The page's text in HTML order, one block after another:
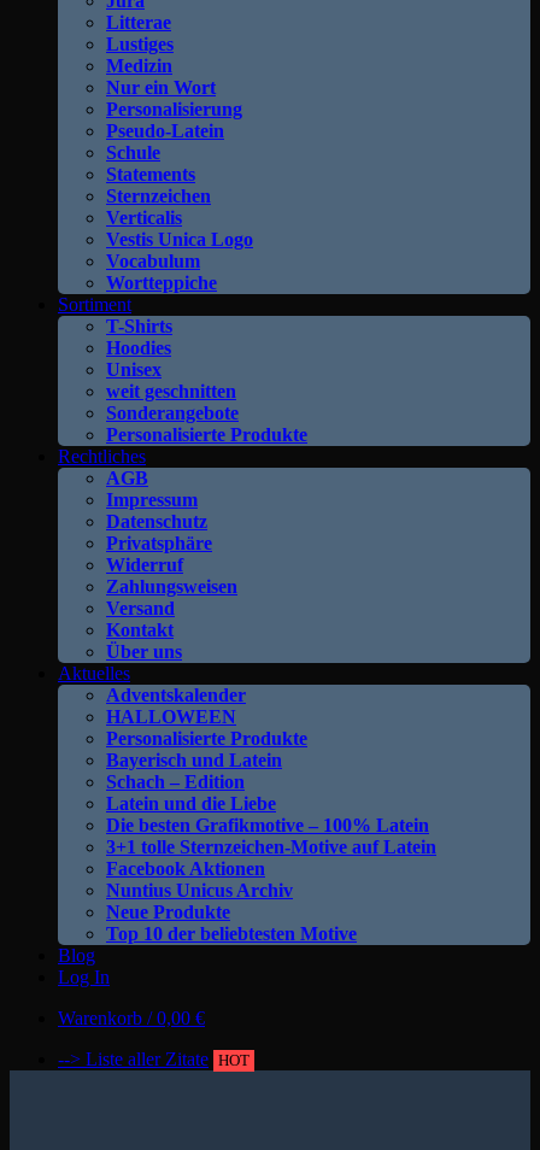
Litterae
Lustiges
Medizin
Nur ein Wort
Personalisierung
Pseudo-Latein
Schule
Statements
Sternzeichen
Verticalis
Vestis Unica Logo
Vocabulum
Wortteppiche
Sortiment
T-Shirts
Hoodies
Unisex
weit geschnitten
Sonderangebote
Personalisierte Produkte
Rechtliches
AGB
Impressum
Datenschutz
Privatsphäre
Widerruf
Zahlungsweisen
Versand
Kontakt
Über uns
Aktuelles
Adventskalender
HALLOWEEN
Personalisierte Produkte
Bayerisch und Latein
Schach – Edition
Latein und die Liebe
Die besten Grafikmotive – 100% Latein
3+1 tolle Sternzeichen-Motive auf Latein
Facebook Aktionen
Nuntius Unicus Archiv
Neue Produkte
Top 10 der beliebtesten Motive
Blog
Log In
Warenkorb /0,00 €
--> Liste aller Zitate HOT